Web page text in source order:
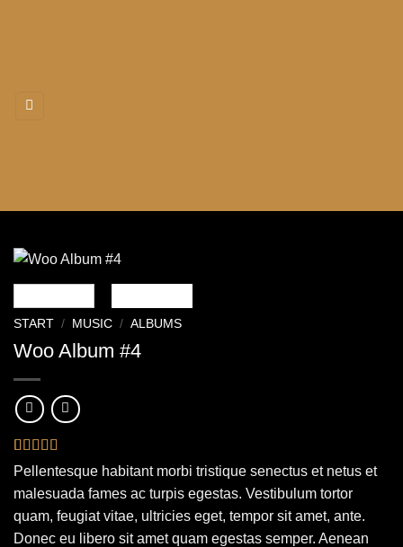
START / MUSIC / ALBUMS
Woo Album #4
Bewertet
mit5von 5,
basierend
auf
2
Kundenbewertungen
Pellentesque habitant morbi tristique senectus et netus et
malesuada fames ac turpis egestas. Vestibulum tortor
quam, feugiat vitae, ultricies eget, tempor sit amet, ante.
Donec eu libero sit amet quam egestas semper. Aenean